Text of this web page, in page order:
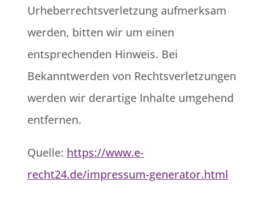
Urheberrechtsverletzung aufmerksam
werden, bitten wir um einen
entsprechenden Hinweis. Bei
Bekanntwerden von Rechtsverletzungen
werden wir derartige Inhalte umgehend
entfernen.
Quelle: https://www.e-
recht24.de/impressum-generator.html